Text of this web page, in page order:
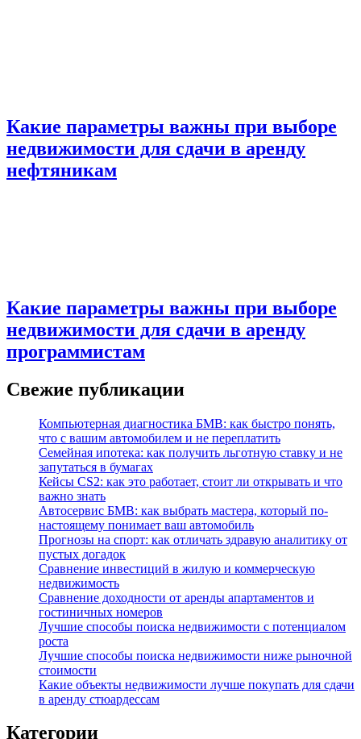
Какие параметры важны при выборе
недвижимости для сдачи в аренду
нефтяникам
Какие параметры важны при выборе
недвижимости для сдачи в аренду
программистам
Свежие публикации
Компьютерная диагностика БМВ: как быстро понять,
что с вашим автомобилем и не переплатить
Семейная ипотека: как получить льготную ставку и не
запутаться в бумагах
Кейсы CS2: как это работает, стоит ли открывать и что
важно знать
Автосервис БМВ: как выбрать мастера, который по-
настоящему понимает ваш автомобиль
Прогнозы на спорт: как отличать здравую аналитику от
пустых догадок
Сравнение инвестиций в жилую и коммерческую
недвижимость
Сравнение доходности от аренды апартаментов и
гостиничных номеров
Лучшие способы поиска недвижимости с потенциалом
роста
Лучшие способы поиска недвижимости ниже рыночной
стоимости
Какие объекты недвижимости лучше покупать для сдачи
в аренду стюардессам
Категории